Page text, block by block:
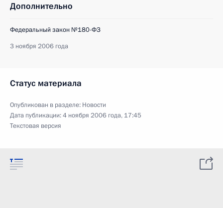
Дополнительно
Федеральный закон №180-ФЗ
3 ноября 2006 года
Статус материала
Опубликован в разделе: Новости
Дата публикации:4 ноября 2006 года, 17:45
Текстовая версия